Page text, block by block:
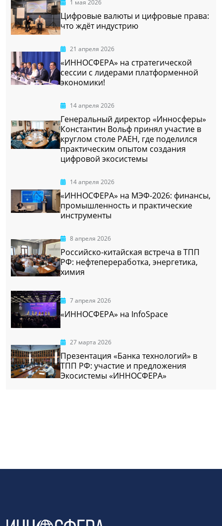
1 мая 2026
Цифровые валюты и цифровые права:
что ждёт индустрию
21 апреля 2026
«ИННОСФЕРА» на стратегической
сессии с лидерами платформенной
экономики!
14 апреля 2026
Генеральный директор «Инносферы»
Константин Вольф принял участие в
круглом столе РАЕН, где поделился
практическим опытом создания
цифровой экосистемы
14 апреля 2026
«ИННОСФЕРА» на МЭФ-2026: финансы,
промышленность и практические
инструменты
8 апреля 2026
Российско-китайская встреча в ТПП
РФ: нефтепереработка, энергетика,
химия
7 апреля 2026
«ИННОСФЕРА» на InfoSpace
27 марта 2026
Презентация «Банка технологий» в
ТПП РФ: участие и предложения
Экосистемы «ИННОСФЕРА»